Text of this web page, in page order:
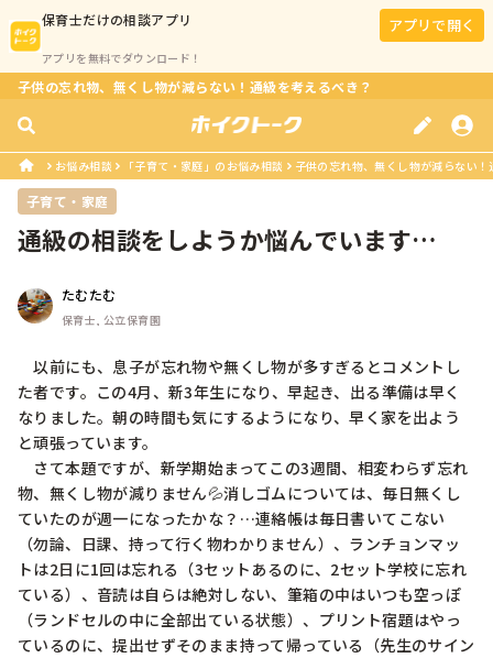
保育士だけの相談アプリ
アプリを無料でダウンロード！
アプリで開く
子供の忘れ物、無くし物が減らない！通級を考えるべき？
お悩み相談 「子育て・家庭」のお悩み相談 子供の忘れ物、無くし物が減らない
子育て・家庭
通級の相談をしようか悩んでいます…
たむたむ
保育士, 公立保育園
以前にも、息子が忘れ物や無くし物が多すぎるとコメントし
た者です。この4月、新3年生になり、早起き、出る準備は早く
なりました。朝の時間も気にするようになり、早く家を出よう
と頑張っています。
さて本題ですが、新学期始まってこの3週間、相変わらず忘れ
物、無くし物が減りません💦消しゴムについては、毎日無くし
ていたのが週一になったかな？…連絡帳は毎日書いてこない
（勿論、日課、持って行く物わかりません）、ランチョンマッ
トは2日に1回は忘れる（3セットあるのに、2セット学校に忘れ
ている）、音読は自らは絶対しない、筆箱の中はいつも空っぽ
（ランドセルの中に全部出ている状態）、プリント宿題はやっ
ているのに、提出せずそのまま持って帰っている（先生のサイン